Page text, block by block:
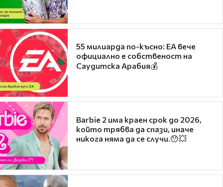
55 милиарда по-късно: EA вече
официално е собственост на
Саудитска Арабия💰
Barbie 2 има краен срок до 2026,
който трябва да спази, иначе
никога няма да се случи.😯💥